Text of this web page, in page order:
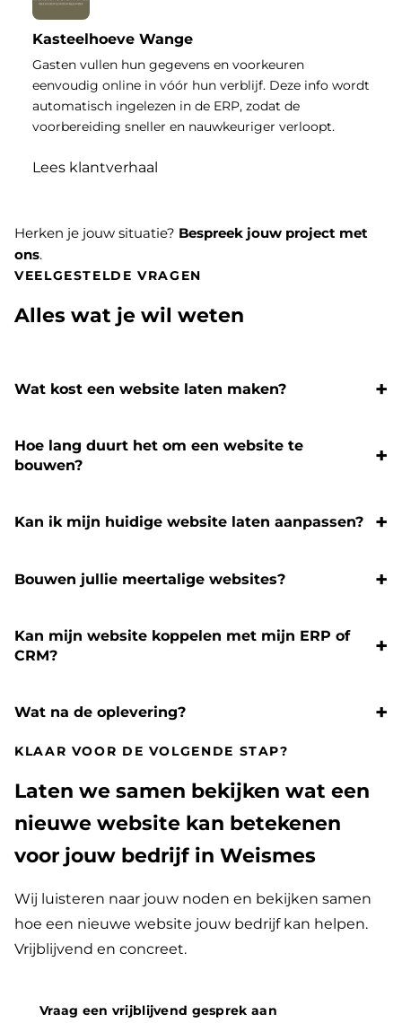
Kasteelhoeve Wange
Gasten vullen hun gegevens en voorkeuren
eenvoudig online in vóór hun verblijf. Deze info wordt
automatisch ingelezen in de ERP, zodat de
voorbereiding sneller en nauwkeuriger verloopt.
Lees klantverhaal
Herken je jouw situatie? Bespreek jouw project met
ons.
VEELGESTELDE VRAGEN
Alles wat je wil weten
Wat kost een website laten maken?
Hoe lang duurt het om een website te
bouwen?
Kan ik mijn huidige website laten aanpassen?
Bouwen jullie meertalige websites?
Kan mijn website koppelen met mijn ERP of
CRM?
Wat na de oplevering?
KLAAR VOOR DE VOLGENDE STAP?
Laten we samen bekijken wat een
nieuwe website kan betekenen
voor jouw bedrijf in Weismes
Wij luisteren naar jouw noden en bekijken samen
hoe een nieuwe website jouw bedrijf kan helpen.
Vrijblijvend en concreet.
Vraag een vrijblijvend gesprek aan